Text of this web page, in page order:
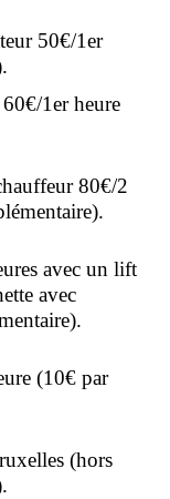
50€/1er
1er heure
80€/2
avec un lift
avec
(10€ par
(hors